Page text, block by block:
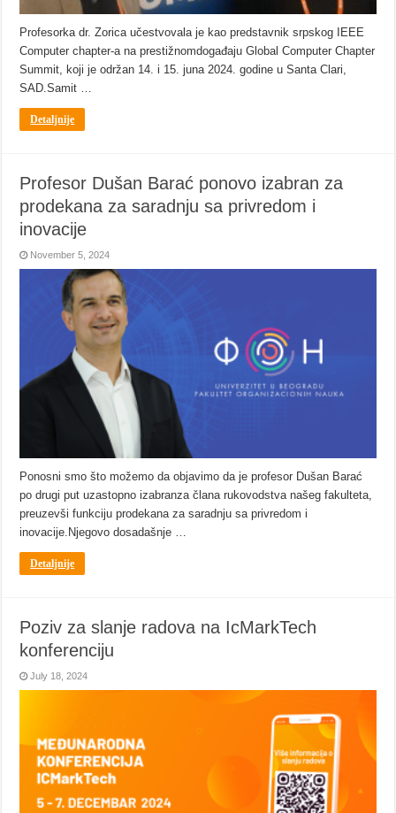
Profesorka dr. Zorica učestvovala je kao predstavnik srpskog IEEE
Computer chapter-a na prestižnomdogađaju Global Computer Chapter
Summit, koji je održan 14. i 15. juna 2024. godine u Santa Clari,
SAD.Samit …
Detaljnije
Profesor Dušan Barać ponovo izabran za
prodekana za saradnju sa privredom i
inovacije
November 5, 2024
Ponosni smo što možemo da objavimo da je profesor Dušan Barać
po drugi put uzastopno izabranza člana rukovodstva našeg fakulteta,
preuzevši funkciju prodekana za saradnju sa privredom i
inovacije.Njegovo dosadašnje …
Detaljnije
Poziv za slanje radova na IcMarkTech
konferenciju
July 18, 2024